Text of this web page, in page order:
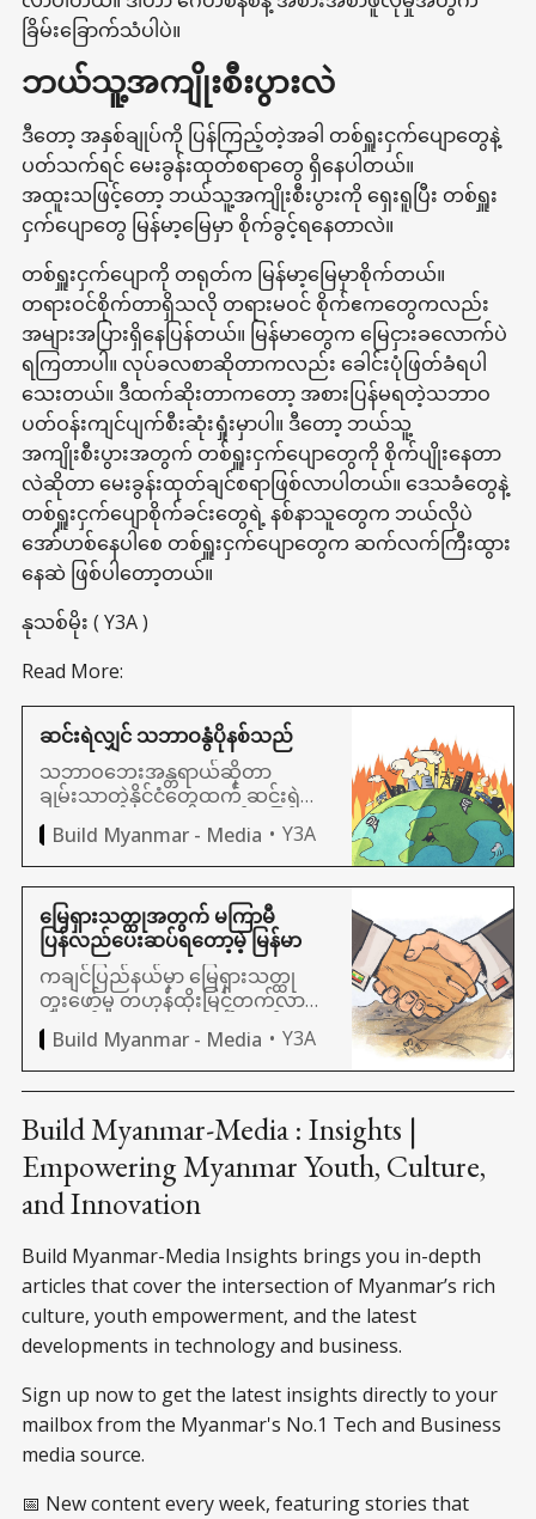
ခြိမ်းခြောက်သံပါပဲ။
ဘယ်သူ့အကျိုးစီးပွားလဲ
ဒီတော့ အနှစ်ချုပ်ကို ပြန်ကြည့်တဲ့အခါ တစ်ရှူးငှက်ပျောတွေနဲ့
ပတ်သက်ရင် မေးခွန်းထုတ်စရာတွေ ရှိနေပါတယ်။
အထူးသဖြင့်တော့ ဘယ်သူ့အကျိုးစီးပွားကို ရှေးရူပြီး တစ်ရှူး
ငှက်ပျောတွေ မြန်မာ့မြေမှာ စိုက်ခွင့်ရနေတာလဲ။
တစ်ရှူးငှက်ပျောကို တရုတ်က မြန်မာ့မြေမှာစိုက်တယ်။
တရားဝင်စိုက်တာရှိသလို တရားမဝင် စိုက်ဧကတွေကလည်း
အများအပြားရှိနေပြန်တယ်။ မြန်မာတွေက မြေငှားခလောက်ပဲ
ရကြတာပါ။ လုပ်ခလစာဆိုတာကလည်း ခေါင်းပုံဖြတ်ခံရပါ
သေးတယ်။ ဒီထက်ဆိုးတာကတော့ အစားပြန်မရတဲ့သဘာဝ
ပတ်ဝန်းကျင်ပျက်စီးဆုံးရှုံးမှာပါ။ ဒီတော့ ဘယ်သူ့
အကျိုးစီးပွားအတွက် တစ်ရှူးငှက်ပျောတွေကို စိုက်ပျိုးနေတာ
လဲဆိုတာ မေးခွန်းထုတ်ချင်စရာဖြစ်လာပါတယ်။ ဒေသခံတွေနဲ့
တစ်ရှူးငှက်ပျောစိုက်ခင်းတွေရဲ့ နစ်နာသူတွေက ဘယ်လိုပဲ
အော်ဟစ်နေပါစေ တစ်ရှူးငှက်ပျောတွေက ဆက်လက်ကြီးထွား
နေဆဲ ဖြစ်ပါတော့တယ်။
နုသစ်မိုး ( Y3A )
Read More:
ဆင်းရဲလျှင် သဘာဝနွံပိုနစ်သည်
သဘာဝဘေးအန္တရာယ်ဆိုတာ
ချမ်းသာတဲ့နိုင်ငံတွေထက် ဆင်းရဲတဲ့
နိုင်ငံတွေမှာ ၁၅ ဆလောက် ပိုဖြစ်ပွား
နေပါတယ်။ ဘာကြောင့်လဲ။
Build Myanmar - Media Y3A
မြေရှားသတ္ထုအတွက် မကြာမီ
ပြန်လည်ပေးဆပ်ရတော့မဲ့ မြန်မာ
ကချင်ပြည်နယ်မှာ မြေရှားသတ္ထု
တူးဖော်မှု တဟုန်ထိုးမြင့်တက်လာနေ
ပါတယ်။ သဘာဝပတ်ဝန်းကျင်
ပျက်စီးမှု၊ ဒေသခံတွေရဲ့ ကျန်းမာရေး
ပြဿနာတွေ ဖြစ်ပေါ်နေပေမယ့် မြေ
ရှားသတ္ထုဟာ နည်းပညာခေတ်
အတွက် မရှိမဖြစ် လိုအပ်နေပါတယ်။
Build Myanmar - Media Y3A
Build Myanmar-Media : Insights |
Empowering Myanmar Youth, Culture,
and Innovation
Build Myanmar-Media Insights brings you in-depth
articles that cover the intersection of Myanmar’s rich
culture, youth empowerment, and the latest
developments in technology and business.
Sign up now to get the latest insights directly to your
mailbox from the Myanmar's No.1 Tech and Business
media source.
📅 New content every week, featuring stories that